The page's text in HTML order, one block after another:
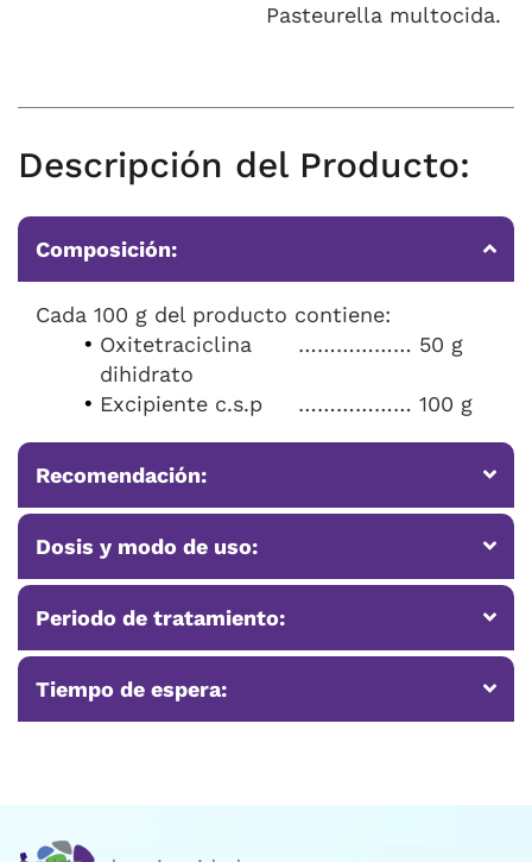
Pasteurella multocida.
Descripción del Producto:
Composición:
Cada 100 g del producto contiene:
Oxitetraciclina
dihidrato
……………… 50 g
Excipiente c.s.p ……………… 100 g
Recomendación:
Dosis y modo de uso:
Periodo de tratamiento:
Tiempo de espera: